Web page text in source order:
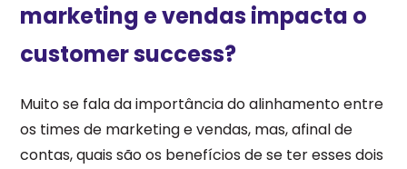
marketing e vendas impacta o
customer success?
Muito se fala da importância do alinhamento entre
os times de marketing e vendas, mas, afinal de
contas, quais são os benefícios de se ter esses dois